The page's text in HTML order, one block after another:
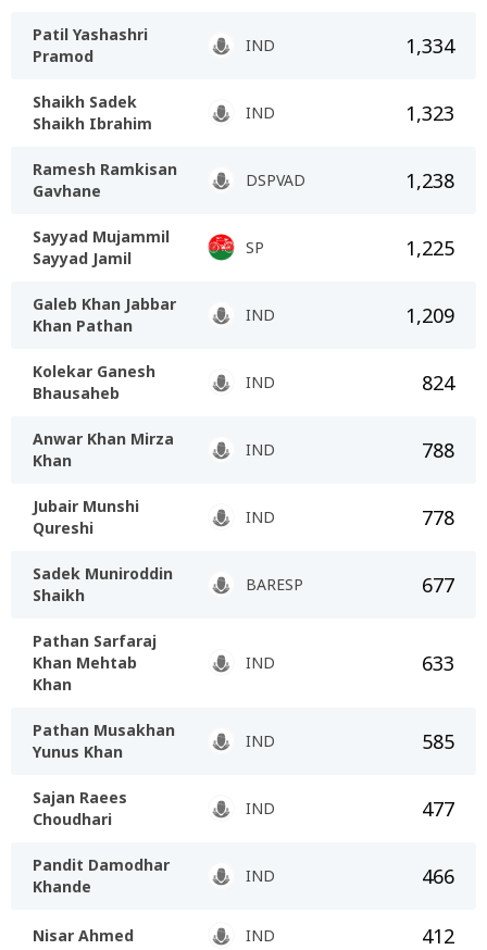
Patil Yashashri
Pramod
IND 1,334
Shaikh Sadek
Shaikh Ibrahim
IND 1,323
Ramesh Ramkisan
Gavhane
DSPVAD 1,238
Sayyad Mujammil
Sayyad Jamil
SP 1,225
Galeb Khan Jabbar
Khan Pathan
IND 1,209
Kolekar Ganesh
Bhausaheb
IND 824
Anwar Khan Mirza
Khan
IND 788
Jubair Munshi
Qureshi
IND 778
Sadek Muniroddin
Shaikh
BARESP 677
Pathan Sarfaraj
Khan Mehtab
Khan
IND 633
Pathan Musakhan
Yunus Khan
IND 585
Sajan Raees
Choudhari
IND 477
Pandit Damodhar
Khande
IND 466
Nisar Ahmed IND 412